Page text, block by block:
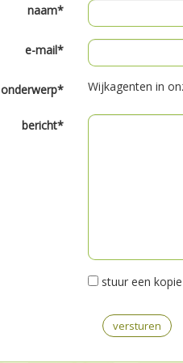
naam*
e-mail*
onderwerp* Wijkagenten in
bericht*
stuur een
versturen